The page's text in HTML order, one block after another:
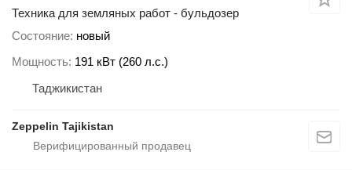
Техника для земляных работ - бульдозер
Состояние новый
Мощность 191 кВт (260 л.с.)
Таджикистан
Zeppelin Tajikistan